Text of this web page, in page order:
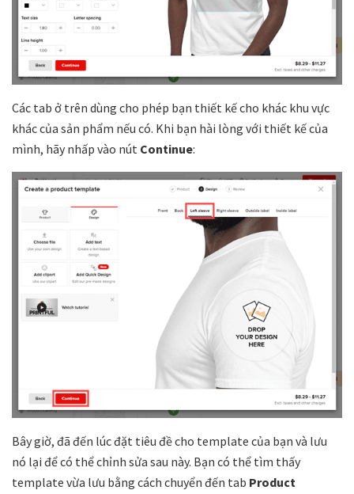
Các tab ở trên dùng cho phép bạn thiết kế cho khác khu vực
khác của sản phẩm nếu có. Khi bạn hài lòng với thiết kế của
mình, hãy nhấp vào nút Continue:
Bây giờ, đã đến lúc đặt tiêu đề cho template của bạn và lưu
nó lại để có thể chỉnh sửa sau này. Bạn có thể tìm thấy
template vừa lưu bằng cách chuyển đến tab Product